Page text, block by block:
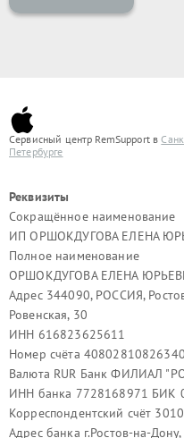
Сервисный центр RemSupport в
Петербурге
Реквизиты
Сокращённое наименование
ИП ОРШОКДУГОВА ЕЛЕНА
Полное наименование
ОРШОКДУГОВА ЕЛЕНА
Адрес 344090, РОССИЯ,
Ровенская, 30
ИНН 616823625611
Номер счёта
Валюта RUR Банк ФИЛИАЛ
ИНН банка 7728168971 БИК
Корреспондентский счёт
Адрес банка г.Ростов-на-